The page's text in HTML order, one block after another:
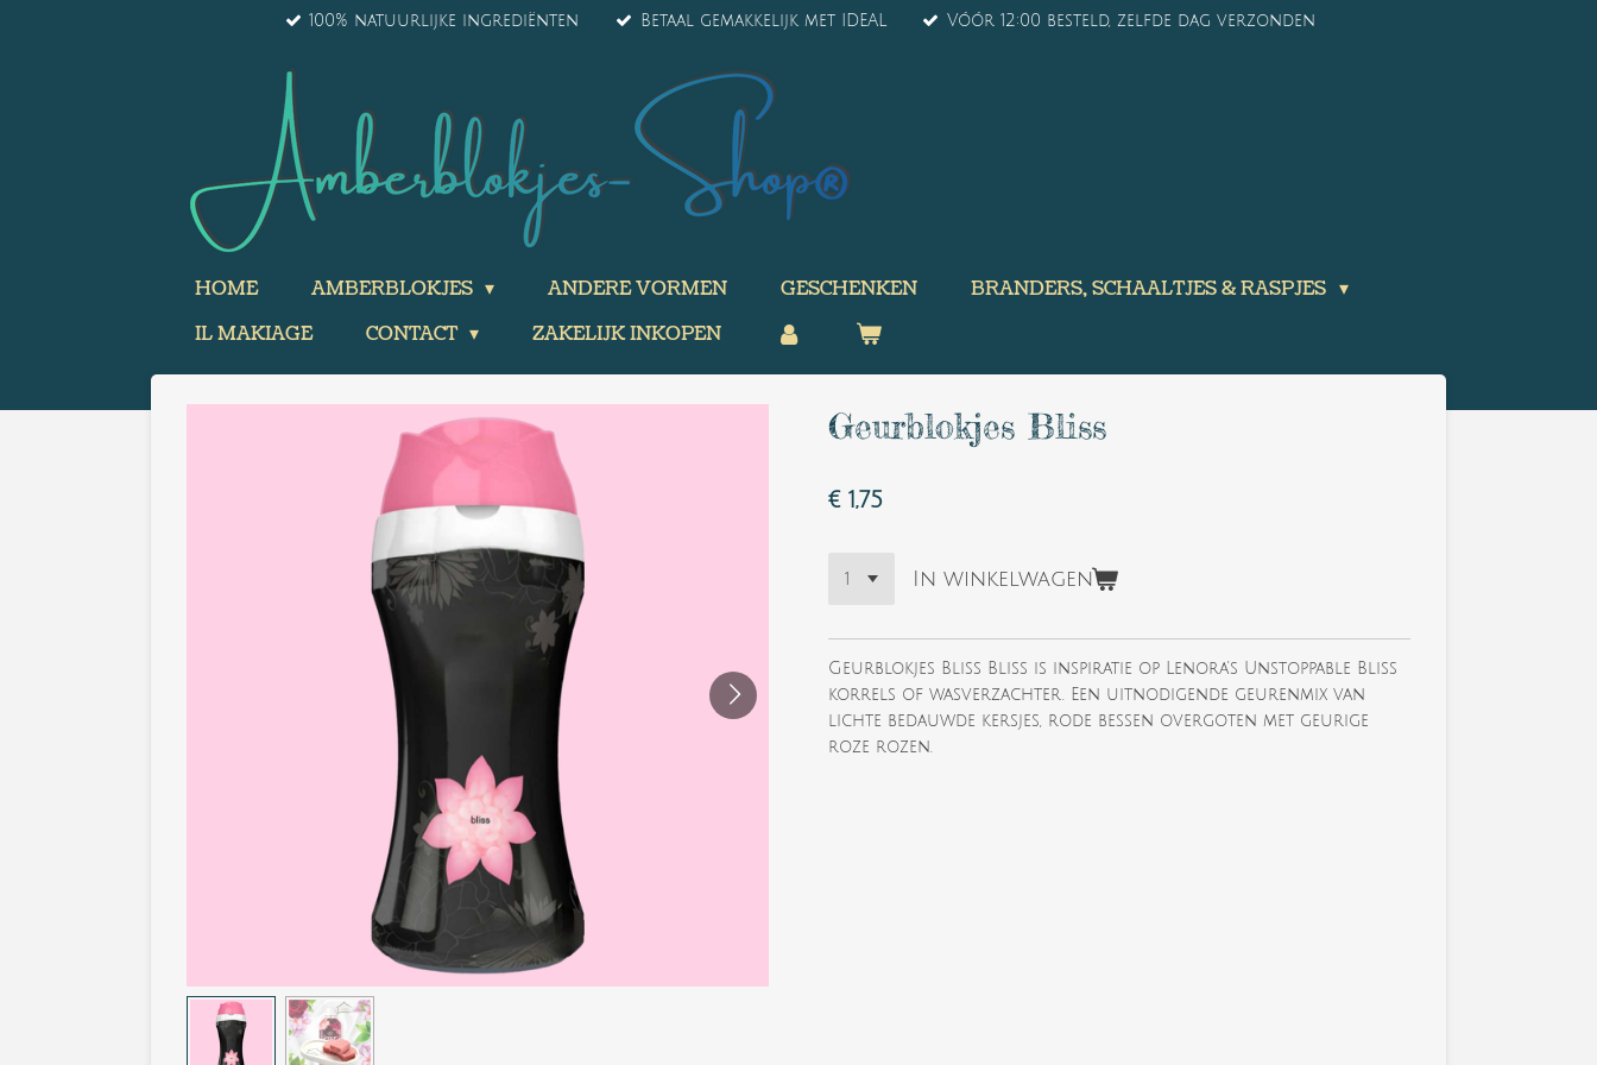
100% natuurlijke ingrediënten Betaal gemakkelijk met IDEAL Vóór 12:00 besteld, zelfde dag verzonden
HOME AMBERBLOKJES ANDERE VORMEN GESCHENKEN
BRANDERS, SCHAALTJES & RASPJES
IL MAKIAGE
CONTACT ZAKELIJK INKOPEN
Geurblokjes Bliss
€ 1,75
In winkelwagen
Geurblokjes Bliss Bliss is inspiratie op Lenora's Unstoppable Bliss
korrels of wasverzachter. Een uitnodigende geurenmix van
lichte bedauwde kersjes, rode bessen overgoten met geurige
roze rozen.